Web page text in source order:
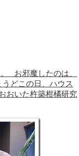
お邪魔したのは、
うどこの日、ハウス
おいた杵築柑橘研究